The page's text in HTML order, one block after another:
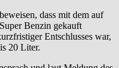
dass mit dem auf
Benzin gekauft
Entschlusses war,
20 Liter.